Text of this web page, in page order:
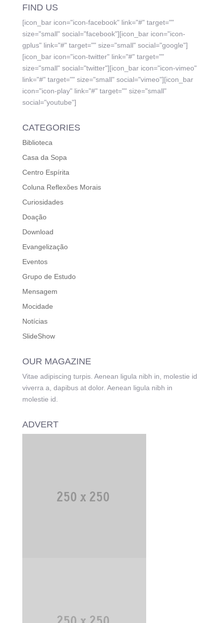
FIND US
[icon_bar icon="icon-facebook" link="#" target=""
size="small" social="facebook"][icon_bar icon="icon-
gplus" link="#" target="" size="small" social="google"]
[icon_bar icon="icon-twitter" link="#" target=""
size="small" social="twitter"][icon_bar icon="icon-vimeo"
link="#" target="" size="small" social="vimeo"][icon_bar
icon="icon-play" link="#" target="" size="small"
social="youtube"]
CATEGORIES
Biblioteca
Casa da Sopa
Centro Espírita
Coluna Reflexões Morais
Curiosidades
Doação
Download
Evangelização
Eventos
Grupo de Estudo
Mensagem
Mocidade
Notícias
SlideShow
OUR MAGAZINE
Vitae adipiscing turpis. Aenean ligula nibh in, molestie id
viverra a, dapibus at dolor. Aenean ligula nibh in
molestie id.
ADVERT